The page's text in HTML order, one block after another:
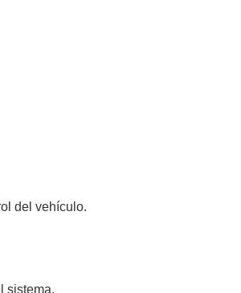
del vehículo.
sistema.